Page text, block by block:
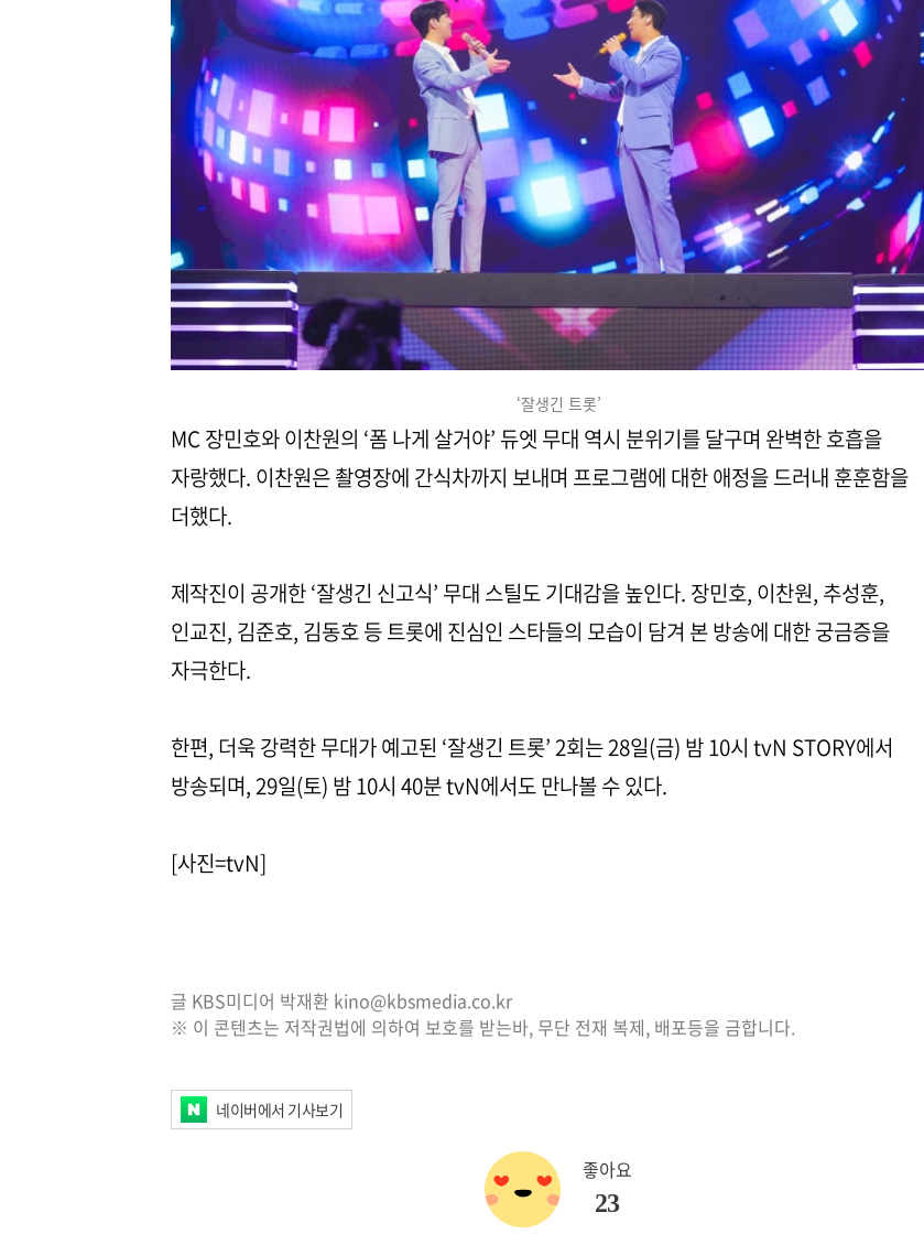
‘잘생긴 트롯’
MC 장민호와 이찬원의 ‘폼 나게 살거야’ 듀엣 무대 역시 분위기를 달구며 완벽한 호흡을
자랑했다. 이찬원은 촬영장에 간식차까지 보내며 프로그램에 대한 애정을 드러내 훈훈함을
더했다.
제작진이 공개한 ‘잘생긴 신고식’ 무대 스틸도 기대감을 높인다. 장민호, 이찬원, 추성훈,
인교진, 김준호, 김동호 등 트롯에 진심인 스타들의 모습이 담겨 본 방송에 대한 궁금증을
자극한다.
한편, 더욱 강력한 무대가 예고된 ‘잘생긴 트롯’ 2회는 28일(금) 밤 10시 tvN STORY에서
방송되며, 29일(토) 밤 10시 40분 tvN에서도 만나볼 수 있다.
[사진=tvN]
글 KBS미디어 박재환 kino@kbsmedia.co.kr
※ 이 콘텐츠는 저작권법에 의하여 보호를 받는바, 무단 전재 복제, 배포등을 금합니다.
네이버에서 기사보기
좋아요
23